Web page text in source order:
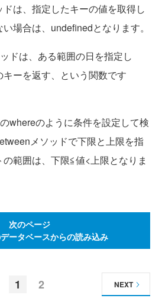
は、指定したキーの値を取得し
場合は、undefinedとなります。
ドは、ある範囲の日を指定し
ーを返す、という関数です
whereのように条件を設定して検
メソッドで下限と上限を指
範囲は、下限≦値<上限となりま
次のページ
ータベースからの読み込み
1 2 NEXT